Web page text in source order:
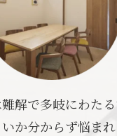
解で多岐にわた
か分からず悩ま